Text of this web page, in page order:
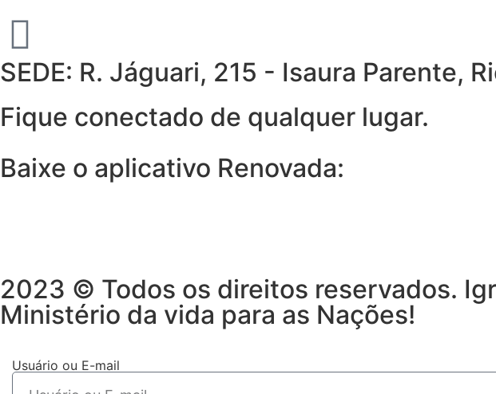
SEDE: R. Jáguari, 215 - Isaura Parente,
Fique conectado de qualquer lugar.
Baixe o aplicativo Renovada:
2023 © Todos os direitos reservados.
Ministério da vida para as Nações!
Usuário ou E-mail